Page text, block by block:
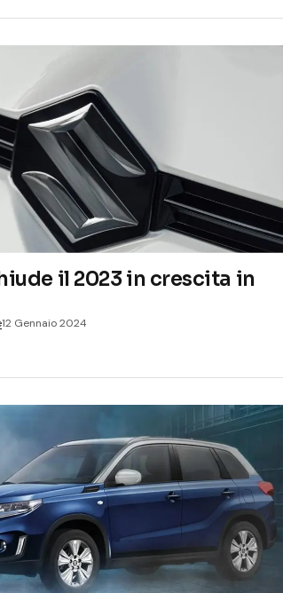
il 2023 in crescita in
12 Gennaio 2024